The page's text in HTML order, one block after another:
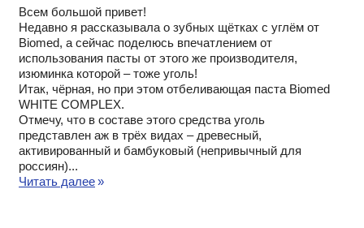
Всем большой привет!
Недавно я рассказывала о зубных щётках с углём от
Biomed, а сейчас поделюсь впечатлением от
использования пасты от этого же производителя,
изюминка которой – тоже уголь!
Итак, чёрная, но при этом отбеливающая паста Biomed
WHITE COMPLEX.
Отмечу, что в составе этого средства уголь
представлен аж в трёх видах – древесный,
активированный и бамбуковый (непривычный для
россиян)...
Читать далее»